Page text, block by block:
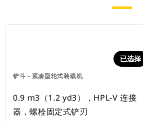
铲斗 - 紧凑型轮式装载机
已选择
0.9 m3（1.2 yd3），HPL-V 连接
器，螺栓固定式铲刃